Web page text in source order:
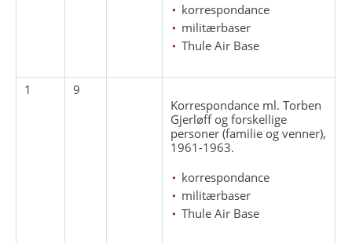
korrespondance
militærbaser
Thule Air Base
1
9
Korrespondance ml. Torben
Gjerløff og forskellige
personer (familie og venner),
1961-1963.
korrespondance
militærbaser
Thule Air Base